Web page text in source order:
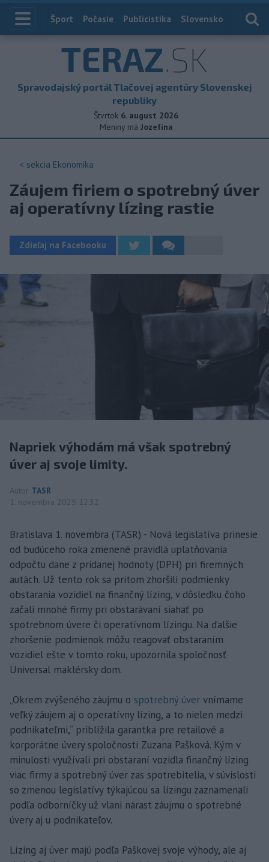
Index
Šport Počasie Publicistika Slovensko
TERAZ.SK
Spravodajský portál Tlačovej agentúry Slovenskej
republiky
Štvrtok 6. august 2026
Meniny má Jozefína
< sekcia Ekonomika
Záujem firiem o spotrebný úver
aj operatívny lízing rastie
Zdieľaj na Facebooku
Napriek výhodám má však spotrebný
úver aj svoje limity.
Autor TASR
1. novembra 2025 12:32
Bratislava 1. novembra (TASR) - Nová legislatíva prinesie
od budúceho roka zmenené pravidlá uplatňovania
odpočtu dane z pridanej hodnoty (DPH) pri firemných
autách. Už tento rok sa pritom zhoršili podmienky
obstarania vozidiel na finančný lízing, v dôsledku čoho
začali mnohé firmy pri obstarávaní siahať po
spotrebnom úvere či operatívnom lízingu. Na ďalšie
zhoršenie podmienok môžu reagovať obstaraním
vozidiel ešte v tomto roku, upozornila spoločnosť
Universal maklérsky dom.
„Okrem zvýšeného záujmu o spotrebný úver vnímame
veľký záujem aj o operatívny lízing, a to nielen medzi
podnikateľmi,“ priblížila garantka pre retailové a
korporátne úvery spoločnosti Zuzana Pašková. Kým v
minulosti využívali pri obstaraní vozidla finančný lízing
viac firmy a spotrebný úver zas spotrebitelia, v súvislosti
so zmenou legislatívy týkajúcou sa lízingu zaznamenali
podľa odborníčky už vlani nárast záujmu o spotrebné
úvery aj u podnikateľov.
Lízing aj úver majú podľa Paškovej svoje výhody, ale aj